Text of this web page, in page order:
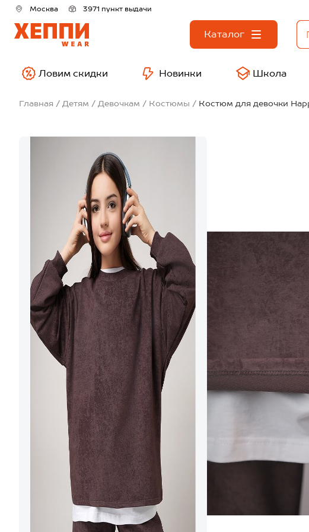
Москва 3971 пункт выдачи
Каталог
Ловим скидки Новинки Школа
Главная Детям Девочкам Костюмы Костюм для девочки